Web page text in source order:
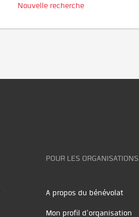
Nouvelle recherche
POUR LES ORGANISATIONS
A propos du bénévolat
Mon profil d'organisation